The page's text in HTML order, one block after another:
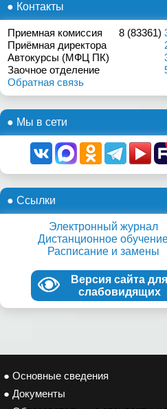
● Контакты
Приемная комиссия 8 (83361)
Приёмная директора
Автокурсы (МФЦ ПК)
Заочное отделение
Обратная связь
● Мы в сети
● Ссылки
Электронный журнал
Дистанционное
Расписание и замены
Версия сайта для
слабовидящих
● Основные сведения
● Документы